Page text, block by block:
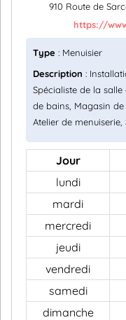
910 Route de
https://
Type : Menuisier
Description :
Spécialiste de la
de bains, Magasin de
Atelier de
Jour
lundi
mardi
mercredi
jeudi
vendredi
samedi
dimanche